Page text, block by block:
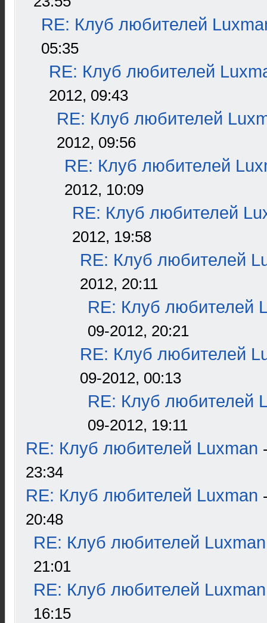
RE: Клуб любителей
05:35
RE: Клуб любителей
2012, 09:43
RE: Клуб любителей
2012, 09:56
RE: Клуб любителей
2012, 10:09
RE: Клуб любителей
2012, 19:58
RE: Клуб любителей
2012, 20:11
RE: Клуб любителей
09-2012, 20:21
RE: Клуб любителей
09-2012, 00:13
RE: Клуб любителей
09-2012, 19:11
RE: Клуб любителей Luxman
23:34
RE: Клуб любителей Luxman
20:48
RE: Клуб любителей Luxman
21:01
RE: Клуб любителей Luxman
16:15